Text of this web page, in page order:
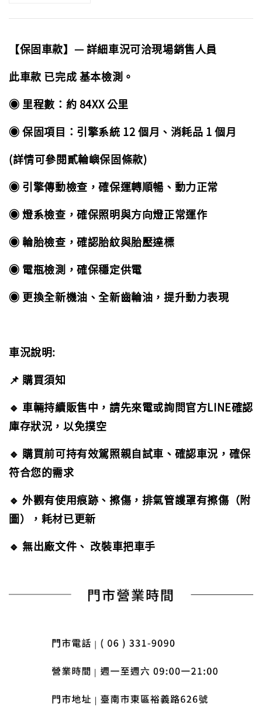
【保固車款】— 詳細車況可洽現場銷售人員
此車款 已完成 基本檢測。
◉ 里程數：約 84XX 公里
◉ 保固項目：引擎系統 12 個月、消耗品 1 個月
(詳情可參閱貳輪嶼保固條款)
◉ 引擎傳動檢查，確保運轉順暢、動力正常
◉ 燈系檢查，確保照明與方向燈正常運作
◉ 輪胎檢查，確認胎紋與胎壓達標
◉ 電瓶檢測，確保穩定供電
◉ 更換全新機油、全新齒輪油，提升動力表現
車況說明:
📌 購買須知
🔹 車輛持續販售中，請先來電或詢問官方LINE確認
庫存狀況，以免撲空
🔹 購買前可持有效駕照親自試車、確認車況，確保
符合您的需求
🔹 外觀有使用痕跡、擦傷，排氣管護罩有擦傷（附
圖），耗材已更新
🔹無出廠文件、 改裝車把車手